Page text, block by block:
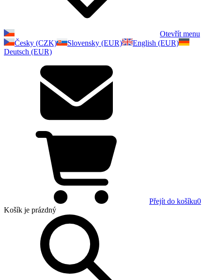
Otevřít menu
Česky (CZK)
Slovensky (EUR)
English (EUR)
Deutsch (EUR)
Přejít do košíku0
Košík je prázdný